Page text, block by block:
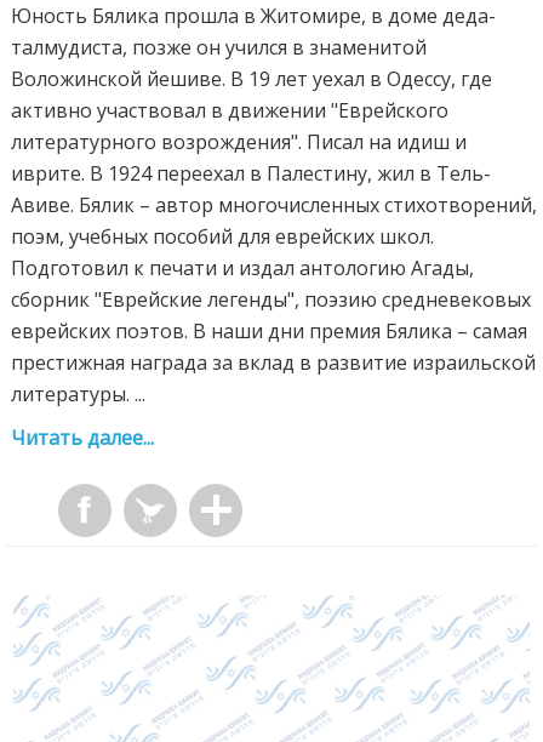
Юность Бялика прошла в Житомире, в доме деда-
талмудиста, позже он учился в знаменитой
Воложинской йешиве. В 19 лет уехал в Одессу, где
активно участвовал в движении "Еврейского
литературного возрождения". Писал на идиш и
иврите. В 1924 переехал в Палестину, жил в Тель-
Авиве. Бялик – автор многочисленных стихотворений,
поэм, учебных пособий для еврейских школ.
Подготовил к печати и издал антологию Агады,
сборник "Еврейские легенды", поэзию средневековых
еврейских поэтов. В наши дни премия Бялика – самая
престижная награда за вклад в развитие израильской
литературы. ...
Читать далее...